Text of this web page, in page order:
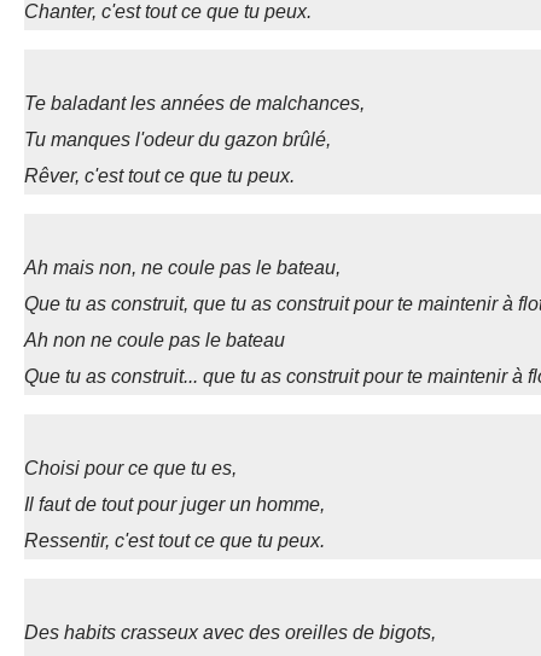
Chanter, c'est tout ce que tu peux.
Te baladant les années de malchances,
Tu manques l'odeur du gazon brûlé,
Rêver, c'est tout ce que tu peux.
Ah mais non, ne coule pas le bateau,
Que tu as construit, que tu as construit pour te maintenir à
Ah non ne coule pas le bateau
Que tu as construit... que tu as construit pour te maintenir à
Choisi pour ce que tu es,
Il faut de tout pour juger un homme,
Ressentir, c'est tout ce que tu peux.
Des habits crasseux avec des oreilles de bigots,